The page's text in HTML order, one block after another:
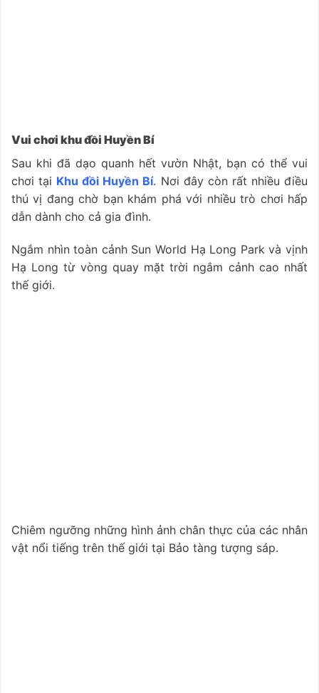
Vui chơi khu đồi Huyền Bí
Sau khi đã dạo quanh hết vườn Nhật, bạn có thể vui
chơi tại Khu đồi Huyền Bí. Nơi đây còn rất nhiều điều
thú vị đang chờ bạn khám phá với nhiều trò chơi hấp
dẫn dành cho cả gia đình.
Ngắm nhìn toàn cảnh Sun World Hạ Long Park và vịnh
Hạ Long từ vòng quay mặt trời ngắm cảnh cao nhất
thế giới.
Chiêm ngưỡng những hình ảnh chân thực của các nhân
vật nổi tiếng trên thế giới tại Bảo tàng tượng sáp.